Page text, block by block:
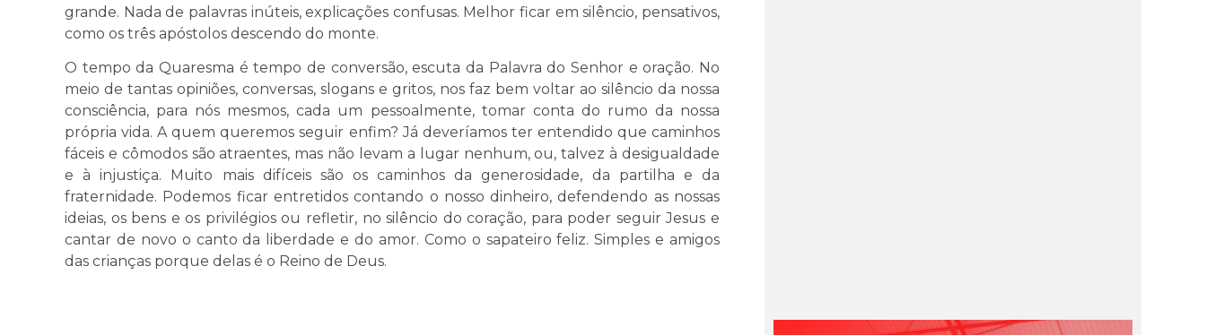
grande. Nada de palavras inúteis, explicações confusas. Melhor ficar em silêncio, pensativos,
como os três apóstolos descendo do monte.
O tempo da Quaresma é tempo de conversão, escuta da Palavra do Senhor e oração. No
meio de tantas opiniões, conversas, slogans e gritos, nos faz bem voltar ao silêncio da nossa
consciência, para nós mesmos, cada um pessoalmente, tomar conta do rumo da nossa
própria vida. A quem queremos seguir enfim? Já deveríamos ter entendido que caminhos
fáceis e cômodos são atraentes, mas não levam a lugar nenhum, ou, talvez à desigualdade
e à injustiça. Muito mais difíceis são os caminhos da generosidade, da partilha e da
fraternidade. Podemos ficar entretidos contando o nosso dinheiro, defendendo as nossas
ideias, os bens e os privilégios ou refletir, no silêncio do coração, para poder seguir Jesus e
cantar de novo o canto da liberdade e do amor. Como o sapateiro feliz. Simples e amigos
das crianças porque delas é o Reino de Deus.